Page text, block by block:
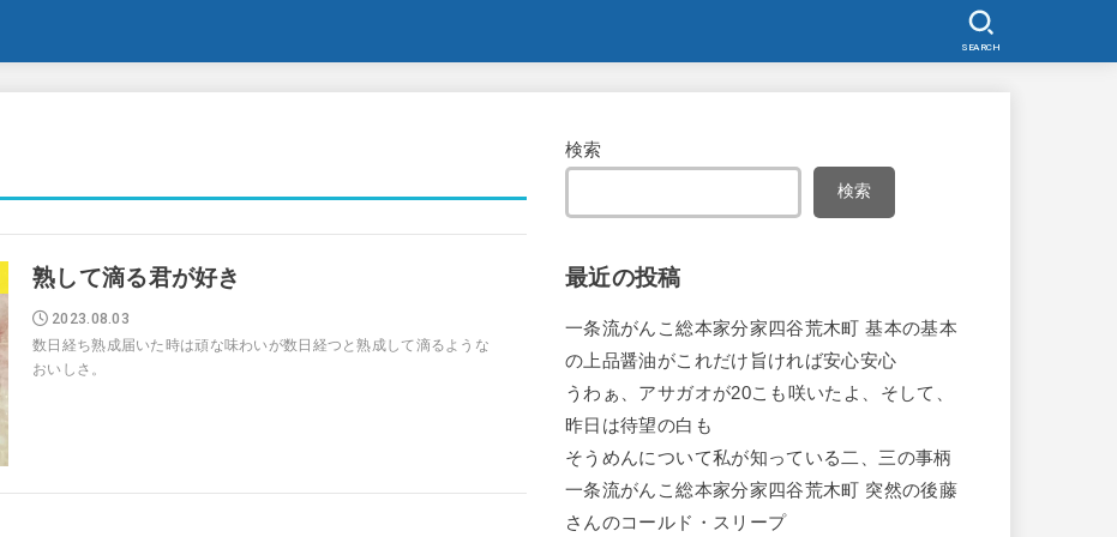
SEARCH
熟して滴る君が好き
2023.08.03
数日経ち熟成届いた時は頑な味わいが数日経つと熟成して滴るような
おいしさ。
検索
検索
最近の投稿
一条流がんこ総本家分家四谷荒木町 基本の基本
の上品醤油がこれだけ旨ければ安心安心
うわぁ、アサガオが20こも咲いたよ、そして、
昨日は待望の白も
そうめんについて私が知っている二、三の事柄
一条流がんこ総本家分家四谷荒木町 突然の後藤
さんのコールド・スリープ